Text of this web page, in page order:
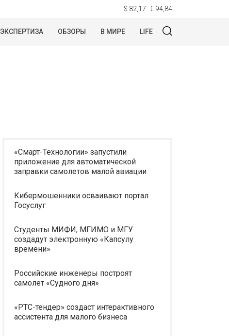
$ 82,17 € 94,84
ЭКСПЕРТИЗА ОБЗОРЫ В МИРЕ LIFE
«Смарт-Технологии» запустили
приложение для автоматической
заправки самолетов малой авиации
Кибермошенники осваивают портал
Госуслуг
Студенты МИФИ, МГИМО и МГУ
создадут электронную «Капсулу
времени»
Российские инженеры построят
самолет «Судного дня»
«РТС-тендер» создаст интерактивного
ассистента для малого бизнеса